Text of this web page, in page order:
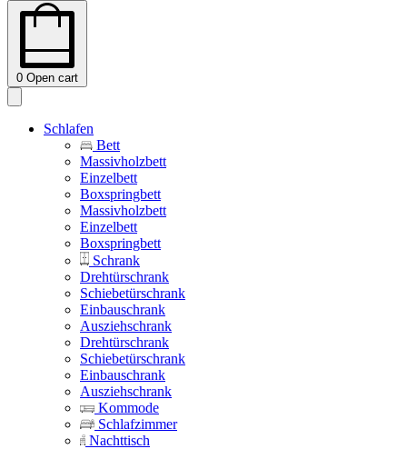
0 Open cart
Schlafen
Bett
Massivholzbett
Einzelbett
Boxspringbett
Massivholzbett
Einzelbett
Boxspringbett
Schrank
Drehtürschrank
Schiebetürschrank
Einbauschrank
Ausziehschrank
Drehtürschrank
Schiebetürschrank
Einbauschrank
Ausziehschrank
Kommode
Schlafzimmer
Nachttisch